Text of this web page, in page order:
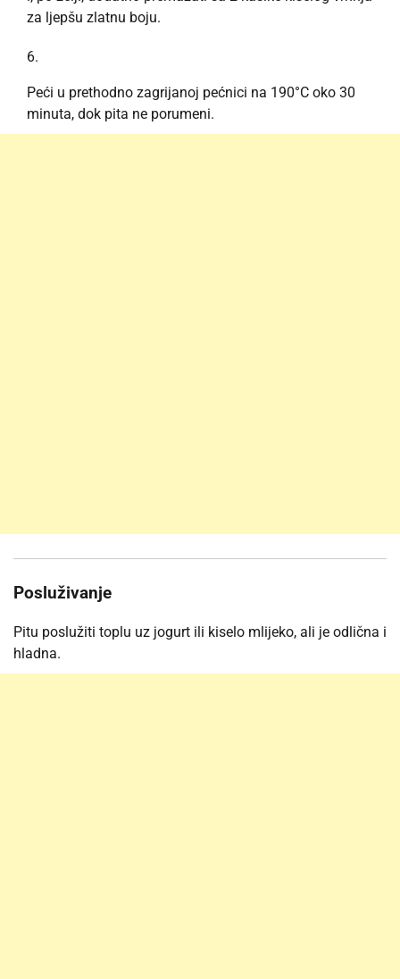
za ljepšu zlatnu boju.
Peći u prethodno zagrijanoj pećnici na 190°C oko 30
minuta, dok pita ne porumeni.
Posluživanje
Pitu poslužiti toplu uz jogurt ili kiselo mlijeko, ali je odlična i
hladna.